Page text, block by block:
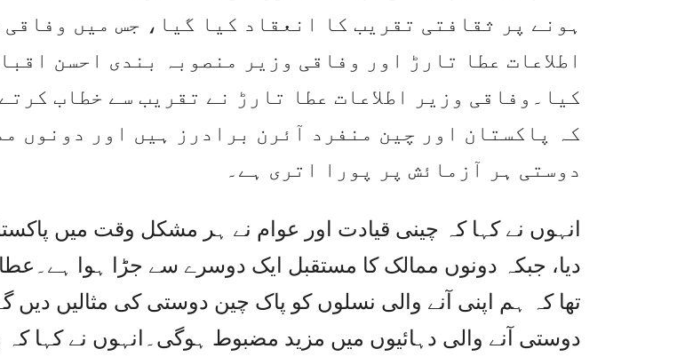
ہونے پر ثقافتی تقریب کا انعقاد کیا گیا، جس میں وفاقی
اطلاعات عطا تارڑ اور وفاقی وزیر منصوبہ بندی احسن
کیا۔وفاقی وزیر اطلاعات عطا تارڑ نے تقریب سے خطاب
کہ پاکستان اور چین منفرد آئرن برادرز ہیں اور دونوں
دوستی ہر آزمائش پر پورا اتری ہے۔
انہوں نے کہا کہ چینی قیادت اور عوام نے ہر مشکل وقت میں
دیا، جبکہ دونوں ممالک کا مستقبل ایک دوسرے سے جڑا ہوا ہے۔عطا
تھا کہ ہم اپنی آنے والی نسلوں کو پاک چین دوستی کی مثالیں دیں
دوستی آنے والی دہائیوں میں مزید مضبوط ہوگی۔انہوں نے کہا